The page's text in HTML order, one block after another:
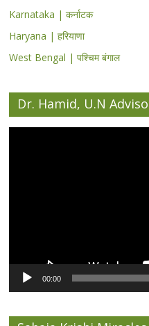
Karnataka | कर्नाटक
Haryana | हरियाणा
West Bengal | पश्चिम बंगाल
Dr. Hamid, U.N
00:00